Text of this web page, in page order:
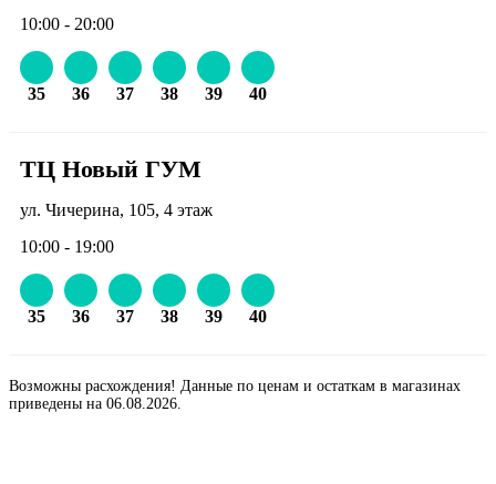
10:00 - 20:00
35 36 37 38 39 40
ТЦ Новый ГУМ
ул. Чичерина, 105, 4 этаж
10:00 - 19:00
35 36 37 38 39 40
Возможны расхождения! Данные по ценам и остаткам в магазинах
приведены на 06.08.2026.